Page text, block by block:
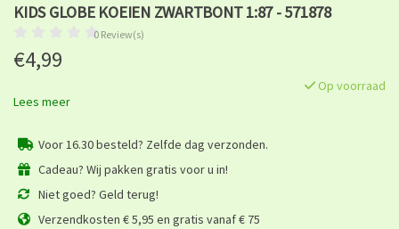
KIDS GLOBE KOEIEN ZWARTBONT 1:87 - 571878
0 Review(s)
€4,99
Op voorraad
Lees meer
Voor 16.30 besteld? Zelfde dag verzonden.
Cadeau? Wij pakken gratis voor u in!
Niet goed? Geld terug!
Verzendkosten € 5,95 en gratis vanaf € 75